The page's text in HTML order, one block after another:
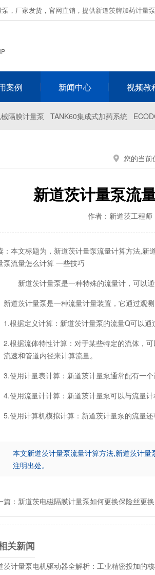
，厂家发货，官网直销，提供新道茨牌加药计量
案例 新闻中心 视频教
隔膜计量泵 TANK60集成式加药系统
您的当前
新道茨计量泵流
作者：新道茨工程师
：本文标题为，新道茨计量泵流量计算方法,新
泵流量怎么计算 一些技巧
新道茨计量泵是一种特殊的流量计，可以
茨计量泵是一种流量计量装置，它通过观测
据定义计算：新道茨计量泵的流量Q可以通
据流体特性计算：对于某些特定的流体，可
流速和管道内径来计算流量。
用计量表计算：新道茨计量泵通常配有一个
用流量计计算：新道茨计量泵可以与流量计
用计算机模拟计算：新道茨计量泵的流量还
本文新道茨计量泵流量计算方法,新道茨计
注明出处。
篇： 新道茨电磁隔膜计量泵如何更换保险丝更换
关新闻
茨计量泵电机驱动器全解析：工业精密投加的